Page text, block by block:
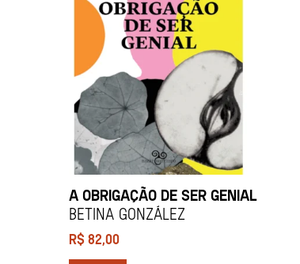
A OBRIGAÇÃO DE SER GENIAL
Betina González
R$ 82,00